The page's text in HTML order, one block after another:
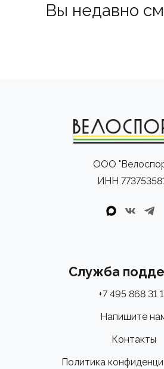
Вы недавно
ООО
ИНН
Служба
+7 495 868 31
Напишите
Контакты
Политика